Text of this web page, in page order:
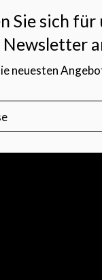
Sie sich für
Newsletter
neuesten